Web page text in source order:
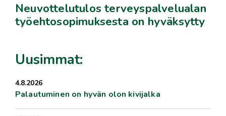
Neuvottelutulos terveyspalvelualan
työehtosopimuksesta on hyväksytty
Uusimmat:
4.8.2026
Palautuminen on hyvän olon kivijalka